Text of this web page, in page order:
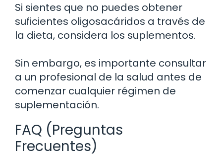
Si sientes que no puedes obtener
suficientes oligosacáridos a través de
la dieta, considera los suplementos.
Sin embargo, es importante consultar
a un profesional de la salud antes de
comenzar cualquier régimen de
suplementación.
FAQ (Preguntas
Frecuentes)